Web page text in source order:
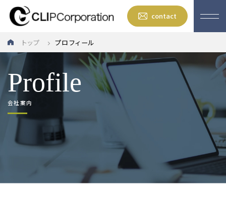
contact
トップ プロフィール
Profile
会社案内